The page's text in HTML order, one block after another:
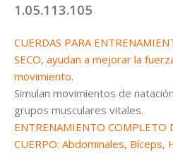
1.05.113.105
CUERDAS PARA
SECO, ayudan a mejorar la
movimiento.
Simulan movimientos de
grupos musculares vitales.
ENTRENAMIENTO COMPLETO
CUERPO: Abdominales,